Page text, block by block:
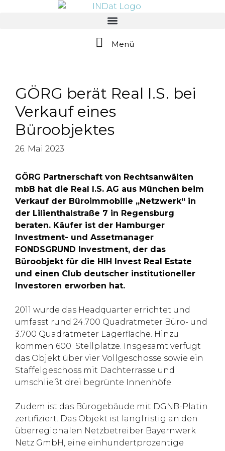
Menü
GÖRG berät Real I.S. bei
Verkauf eines
Büroobjektes
26. Mai 2023
GÖRG Partnerschaft von Rechtsanwälten
mbB hat die Real I.S. AG aus München beim
Verkauf der Büroimmobilie „Netzwerk“ in
der Lilienthalstraße 7 in Regensburg
beraten. Käufer ist der Hamburger
Investment- und Assetmanager
FONDSGRUND Investment, der das
Büroobjekt für die HIH Invest Real Estate
und einen Club deutscher institutioneller
Investoren erworben hat.
2011 wurde das Headquarter errichtet und
umfasst rund 24.700 Quadratmeter Büro- und
3.700 Quadratmeter Lagerfläche. Hinzu
kommen 600 Stellplätze. Insgesamt verfügt
das Objekt über vier Vollgeschosse sowie ein
Staffelgeschoss mit Dachterrasse und
umschließt drei begrünte Innenhöfe.
Zudem ist das Bürogebäude mit DGNB-Platin
zertifiziert. Das Objekt ist langfristig an den
überregionalen Netzbetreiber Bayernwerk
Netz GmbH, eine einhundertprozentige